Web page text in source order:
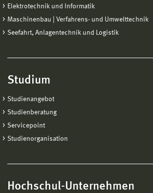
Elektrotechnik und Informatik
Maschinenbau | Verfahrens- und Umwelttechnik
Seefahrt, Anlagentechnik und Logistik
Studium
Studienangebot
Studienberatung
Servicepoint
Studienorganisation
Hochschul-Unternehmen